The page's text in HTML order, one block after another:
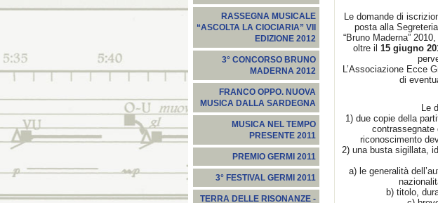
RASSEGNA MUSICALE
“ASCOLTA LA CIOCIARIA” VII
EDIZIONE 2012
3° CONCORSO BRUNO
MADERNA 2012
FRANCO OPPO. NUOVA
MUSICA DALLA SARDEGNA
MUSICA NEL TEMPO
PRESENTE 2011
PREMIO GERMI 2011
3° FESTIVAL GERMI 2011
TERRA DELLE RISONANZE -
Le domande di
posta alla
“Bruno Maderna”
oltre il 15 giugno
L’Associazione Ecce
di
Le
1) due copie della
riconoscimento
2) una busta sigillata,
a) le generalità
b) titolo,